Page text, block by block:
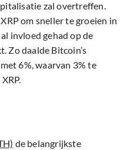
zal overtreffen.
om sneller te groeien in
invloed gehad op de
Zo daalde Bitcoin’s
6%, waarvan 3% te
de belangrijkste